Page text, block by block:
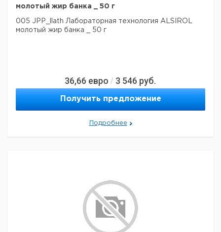
молотый жир банка _ 50 г
005 JPP_llath Лабораторная технология ALSIROL
молотый жир банка _ 50 г
36,66 евро / 3 546 руб.
Получить предложение
Подробнее